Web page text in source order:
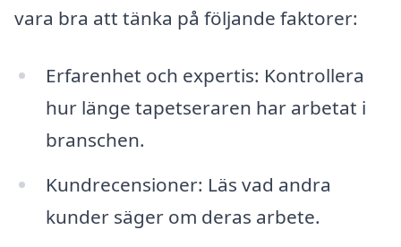
vara bra att tänka på följande faktorer:
Erfarenhet och expertis: Kontrollera
hur länge tapetseraren har arbetat i
branschen.
Kundrecensioner: Läs vad andra
kunder säger om deras arbete.